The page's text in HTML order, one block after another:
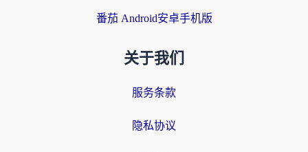
番茄 Android安卓手机版
关于我们
服务条款
隐私协议